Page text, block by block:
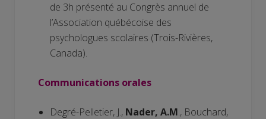
de 3h présenté au Congrès annuel de
l’Association québécoise des
psychologues scolaires (Trois-Rivières,
Canada).
Communications orales
Degré-Pelletier, J., Nader, A.M., Bouchard,